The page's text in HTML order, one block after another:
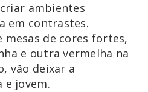
ambientes
em contrastes.
mesas de cores fortes,
e outra vermelha na
vão deixar a
e jovem.